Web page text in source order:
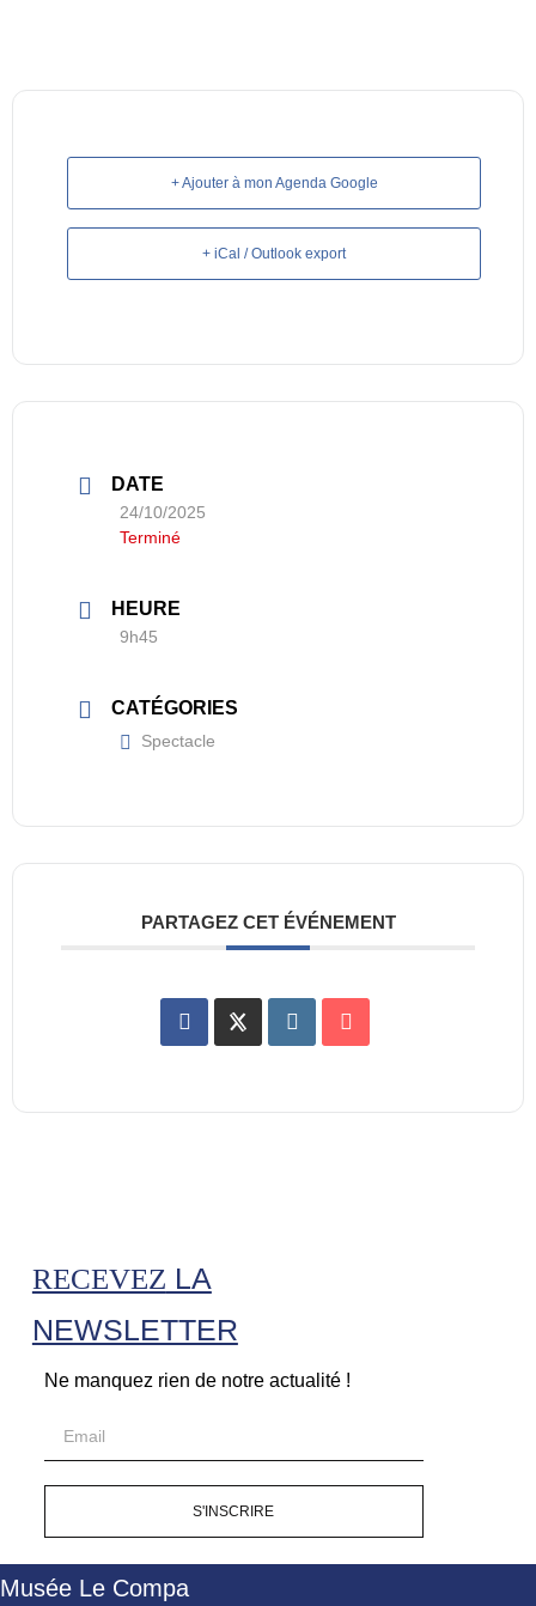
+ Ajouter à mon Agenda Google
+ iCal / Outlook export
DATE
24/10/2025
Terminé
HEURE
9h45
CATÉGORIES
Spectacle
PARTAGEZ CET ÉVÉNEMENT
RECEVEZ LA
NEWSLETTER
Ne manquez rien de notre actualité !
S'INSCRIRE
Musée Le Compa